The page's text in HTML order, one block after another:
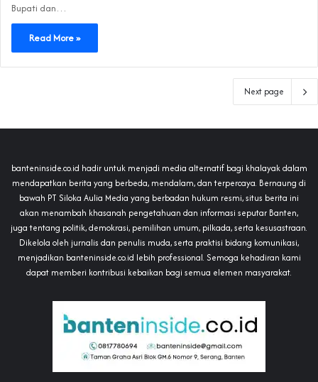
Bupati dan…
Read More »
Next page
banteninside.co.id hadir untuk menjadi media alternatif bagi khalayak dalam
mendapatkan berita yang berbeda, mendalam, dan terpercaya. Bernaung di
bawah PT Siloka Aulia Media yang berbadan hukum resmi, situs berita ini
akan menambah khasanah pengetahuan dan informasi seputar Banten,
juga tentang politik, demokrasi, pemilihan umum, pilkada, serta kesusastraan.
Dikelola oleh jurnalis dan penulis muda, serta praktisi bidang komunikasi,
menjadikan banteninside.co.id lebih professional. Semoga kehadiran kami
dapat memberi kontribusi kebaikan bagi semua elemen masyarakat.